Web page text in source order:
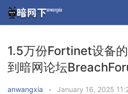
1.5万份Fortinet设备
到暗网论坛
anwangxia • January 16, 2025